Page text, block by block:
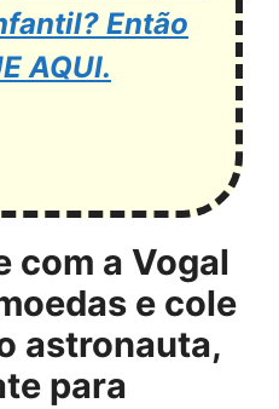
Então
AQUI.
com a Vogal
e cole
astronauta,
para